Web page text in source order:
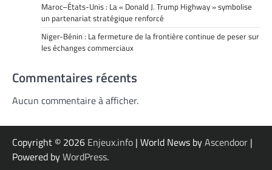
Maroc–États-Unis : La « Donald J. Trump Highway » symbolise
un partenariat stratégique renforcé
Niger-Bénin : La fermeture de la frontière continue de peser sur
les échanges commerciaux
Commentaires récents
Aucun commentaire à afficher.
Copyright © 2026 Enjeux.info | World News byAscendoor |
Powered byWordPress.